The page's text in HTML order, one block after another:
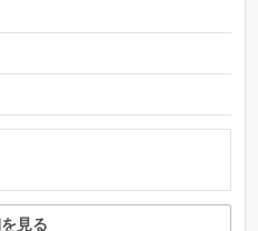
見る